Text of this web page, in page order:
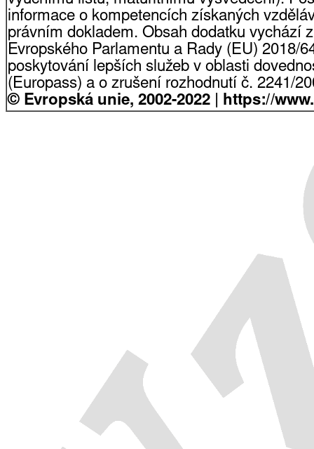
informace o kompetencích získaných
právním dokladem. Obsah dodatku vychází
Evropského Parlamentu a Rady (EU) 2018/
poskytování lepších služeb v oblasti
(Europass) a o zrušení rozhodnutí č. 2241/
© Evropská unie, 2002-2022 | https://